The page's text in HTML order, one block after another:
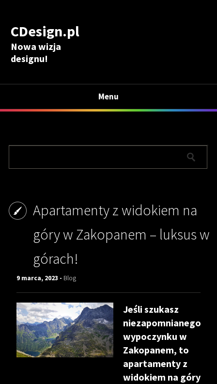
CDesign.pl
Nowa wizja
designu!
Menu
Apartamenty z widokiem na
góry w Zakopanem – luksus w
górach!
9 marca, 2023 - Blog
Jeśli szukasz
niezapomnianego
wypoczynku w
Zakopanem, to
apartamenty z
widokiem na góry